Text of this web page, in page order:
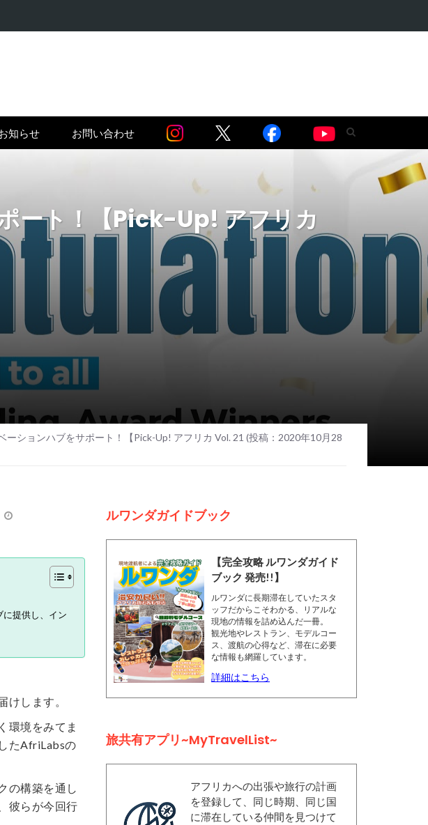
知らせ お問い合わせ
ート！【Pick-Up! アフリカ
ーションハブをサポート！【Pick-Up! アフリカ Vol. 21 (投稿：2020年10月28
提供し、イン
します。
環境をみてま
たAfriLabsの
の構築を通し
彼らが今回行
ルワンダガイドブック
【完全攻略 ルワンダガイド
ブック 発売!!】
ルワンダに長期滞在していたスタ
ッフだからこそわかる、リアルな
現地の情報を詰め込んだ一冊。
観光地やレストラン、モデルコー
ス、渡航の心得など、滞在に必要
な情報も網羅しています。
詳細はこちら
旅共有アプリ~MyTravelList~
アフリカへの出張や旅行の計画
を登録して、同じ時期、同じ国
に滞在している仲間を見つけて